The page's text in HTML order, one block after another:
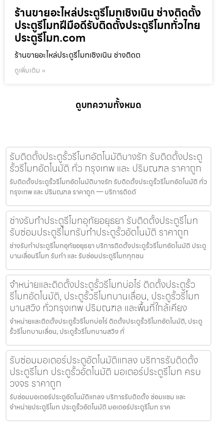
ร้านขายอะไหล่ประตูรีโมทเชิงเนิน ช่างติดตั้ง
ประตูรีโมทฝีมือดีรับติดตั้งประตูรีโมททั่วไทย
ประตูรีโมท.com
ร้านขายอะไหล่ประตูรีโมทเชิงเนิน ช่างติดต
ดูเพิ่มเติม »
ดูบทความทั้งหมด
รับติดตั้งประตูรั้วรีโมทอัตโนมัติบางรัก รับติดตั้งประตู
รั้วรีโมทอัตโนมัติ ทั่ว กรุงเทพ และ ปริมณฑล ราคาถูก
รับติดตั้งประตูรั้วรีโมทอัตโนมัติบางรัก รับติดตั้งประตูรั้วรีโมทอัตโนมัติ ทั่ว
กรุงเทพ และ ปริมณฑล ราคาถูก — บริการติดตั
ช่างรับทำประตูรีโมทอุทัยอยุธยา รับติดตั้งประตูรีโมท
รับซ่อมประตูรีโมทรับทำประตูรั้วอัตโนมัติ ราคาถูก
ช่างรับทำประตูรีโมทอุทัยอยุธยา บริการติดตั้งประตูรั้วรีโมทอัตโนมัติ ประตู
บานเลื่อนรีโมท รับทำ และ รับซ่อมประตูรีโมททุกชน
จำหน่ายและติดตั้งประตูรั้วรีโมทบ่อไร่ ติดตั้งประตูรั้ว
รีโมทอัตโนมัติ, ประตูรั้วรีโมทบานเลื่อน, ประตูรั้วรีโมท
บานสวิง ทั่วกรุงเทพ ปริมณฑล และพื้นที่ใกล้เคียง
จำหน่ายและติดตั้งประตูรั้วรีโมทบ่อไร่ ติดตั้งประตูรั้วรีโมทอัตโนมัติ, ประตู
รั้วรีโมทบานเลื่อน, ประตูรั้วรีโมทบานสวิง ทั่
รับซ่อมมอเตอร์ประตูอัตโนมัติแกลง บริการรับติดตั้ง
ประตูรีโมท ประตูรั้วอัตโนมัติ มอเตอร์ประตูรีโมท ครบ
วงจร ราคาถูก
รับซ่อมมอเตอร์ประตูอัตโนมัติแกลง บริการรับติดตั้ง ซ่อมแซม และ
จำหน่ายประตูรีโมท ประตูรั้วอัตโนมัติ มอเตอร์ประตูรีโมท ราค